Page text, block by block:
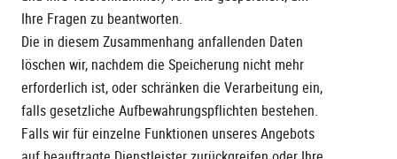
Ihre Fragen zu beantworten.
Die in diesem Zusammenhang anfallenden Daten
löschen wir, nachdem die Speicherung nicht mehr
erforderlich ist, oder schränken die Verarbeitung ein,
falls gesetzliche Aufbewahrungspflichten bestehen.
Falls wir für einzelne Funktionen unseres Angebots